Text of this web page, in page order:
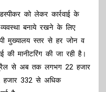
को लेकर कार्रवाई के
बनाये रखने के लिए
मुख्यालय स्तर से हर जोन व
की मानीटरिंग की जा रही है।
से अब तक लगभग 22 हजार
हजार 332 से अधिक